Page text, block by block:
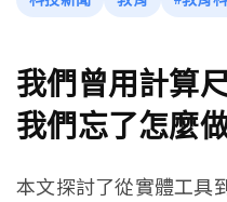
我們曾用計算
我們忘了怎麼
本文探討了從實體工具